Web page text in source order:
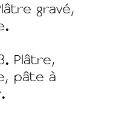
gravé,
Plâtre,
pâte à